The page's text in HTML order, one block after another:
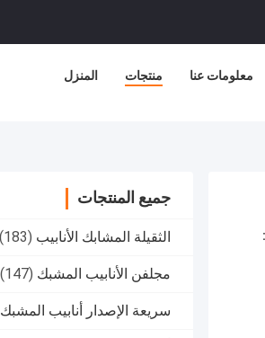
المنزل منتجات معلومات عنا
جميع المنتجات
الثقيلة المشابك الأنابيب (183)
مجلفن الأنابيب المشبك (147)
سريعة الإصدار أنابيب المشبك